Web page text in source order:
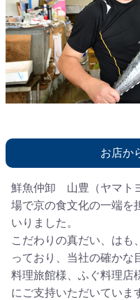
お店か
鮮魚仲卸 山豊（ヤマト
場で京の食文化の一端を
いりました。
こだわりの真だい、はも
っており、当社の確かな
料理旅館様、ふぐ料理店
にご支持いただいていま